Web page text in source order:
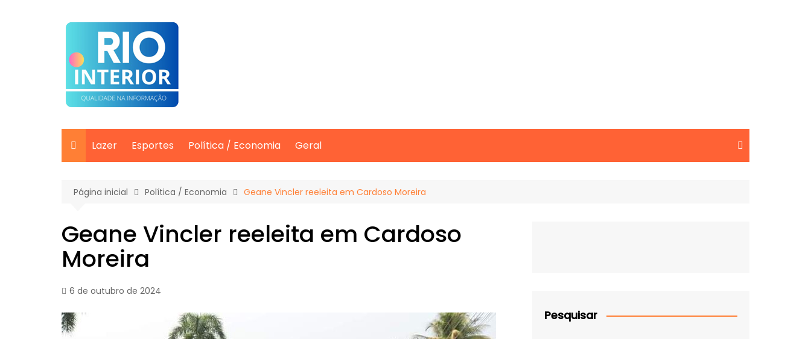
Lazer Esportes Política / Economia Geral
Página inicial Política / Economia Geane Vincler reeleita em Cardoso Moreira
Geane Vincler reeleita em Cardoso
Moreira
6 de outubro de 2024
Pesquisar